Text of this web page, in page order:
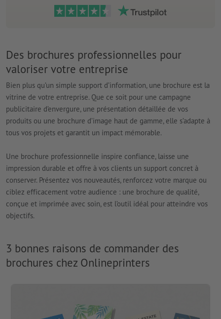
Des brochures professionnelles pour
valoriser votre entreprise
Bien plus qu’un simple support d’information, une brochure est la
vitrine de votre entreprise. Que ce soit pour une campagne
publicitaire d’envergure, une présentation détaillée de vos
produits ou une brochure d’image haut de gamme, elle s’adapte à
tous vos projets et garantit un impact mémorable.
Une brochure professionnelle inspire confiance, laisse une
impression durable et offre à vos clients un support concret à
conserver. Présentez vos nouveautés, renforcez votre marque ou
ciblez efficacement votre audience : une brochure de qualité,
conçue et imprimée avec soin, est l’outil idéal pour atteindre vos
objectifs.
3 bonnes raisons de commander des
brochures chez Onlineprinters